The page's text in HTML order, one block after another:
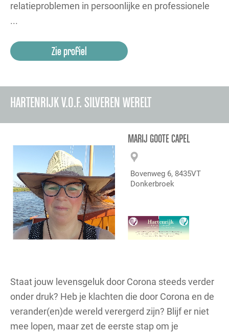
relatieproblemen in persoonlijke en professionele
...
Zie profiel
HARTENRIJK V.O.F. SILVEREN WERELT
MARIJ GOOTE CAPEL
Bovenweg 6, 8435VT
Donkerbroek
Staat jouw levensgeluk door Corona steeds verder
onder druk? Heb je klachten die door Corona en de
verander(en)de wereld verergerd zijn? Blijf er niet
mee lopen, maar zet de eerste stap om je